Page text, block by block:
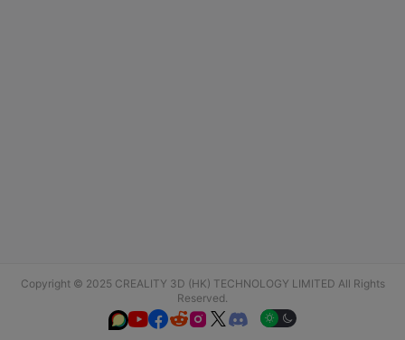
Copyright © 2025 CREALITY 3D (HK) TECHNOLOGY LIMITED All Rights
Reserved.
  